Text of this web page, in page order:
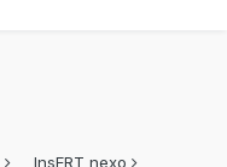
InsERT nexo